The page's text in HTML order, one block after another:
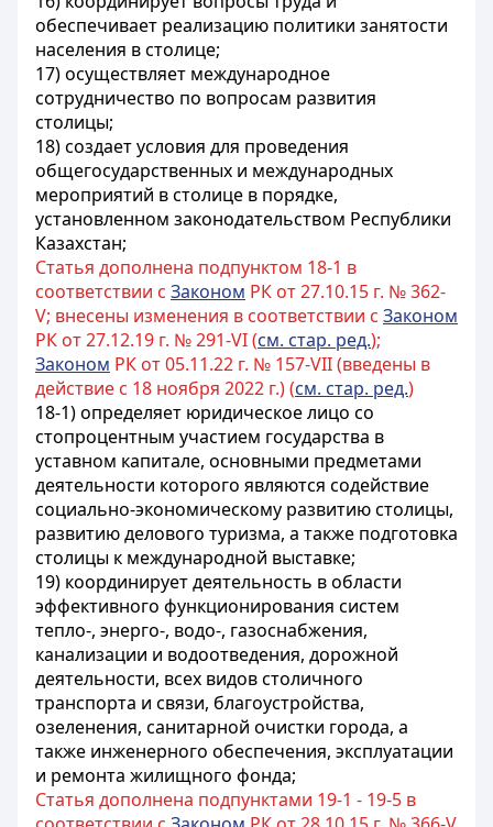
обеспечивает реализацию политики занятости
населения в столице;
17) осуществляет международное
сотрудничество по вопросам развития
столицы;
18) создает условия для проведения
общегосударственных и международных
мероприятий в столице в порядке,
установленном законодательством Республики
Казахстан;
Статья дополнена подпунктом 18-1 в
соответствии с Законом РК от 27.10.15 г. № 362-
V; внесены изменения в соответствии с Законом
РК от 27.12.19 г. № 291-VI (см. стар. ред.);
Законом РК от 05.11.22 г. № 157-VII (введены в
действие с 18 ноября 2022 г.) (см. стар. ред.)
18-1) определяет юридическое лицо со
стопроцентным участием государства в
уставном капитале, основными предметами
деятельности которого являются содействие
социально-экономическому развитиюстолицы,
развитию делового туризма, а также подготовка
столицы к международной выставке;
19) координирует деятельность в области
эффективного функционирования систем
тепло-, энерго-, водо-, газоснабжения,
канализации и водоотведения, дорожной
деятельности, всех видов столичного
транспорта и связи, благоустройства,
озеленения, санитарной очистки города, а
также инженерного обеспечения, эксплуатации
и ремонта жилищного фонда;
Статья дополнена подпунктами 19-1 - 19-5 в